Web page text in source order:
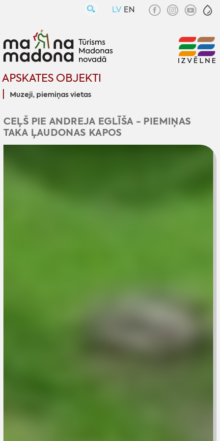
LV EN
APSKATES OBJEKTI
Muzeji, piemiņas vietas
IZVĒLNE
CEĻŠ PIE ANDREJA EGLĪŠA - PIEMIŅAS
TAKA ĻAUDONAS KAPOS